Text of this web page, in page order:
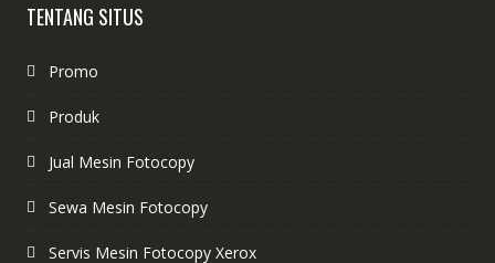
TENTANG SITUS
Promo
Produk
Jual Mesin Fotocopy
Sewa Mesin Fotocopy
Servis Mesin Fotocopy Xerox